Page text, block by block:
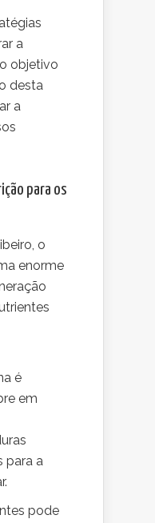
a
objetivo
desta
a
para os
o
enorme
é
em
para a
pode